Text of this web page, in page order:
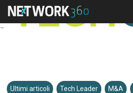
Ultimi articoli Tech Leader M&A